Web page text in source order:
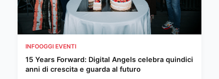
INFOOGGI EVENTI
15 Years Forward: Digital Angels celebra quindici
anni di crescita e guarda al futuro